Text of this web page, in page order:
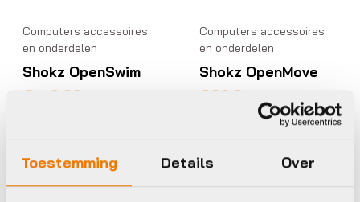
Toestemming Details Over
Computers accessoires
en onderdelen
Shokz OpenSwim
€ 159,99
Computers accessoires
en onderdelen
Shokz OpenMove
€ 89,95
Op voorraad in winkel